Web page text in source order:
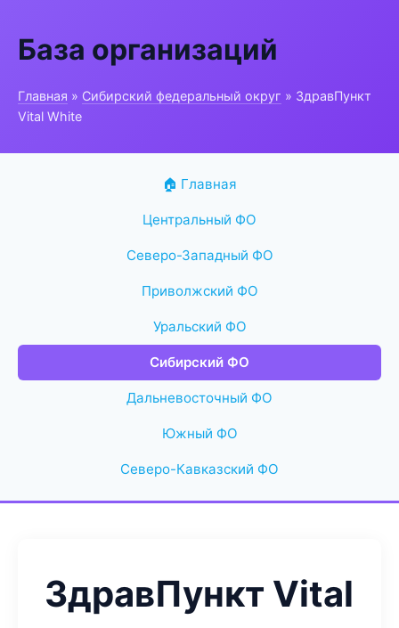
База организаций
Главная » Сибирский федеральный округ » ЗдравПункт
Vital White
🏠 Главная
Центральный ФО
Северо-Западный ФО
Приволжский ФО
Уральский ФО
Сибирский ФО
Дальневосточный ФО
Южный ФО
Северо-Кавказский ФО
ЗдравПункт Vital